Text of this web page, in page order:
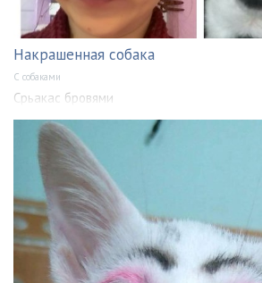
Накрашенная собака
С собаками
Срьакас бровями